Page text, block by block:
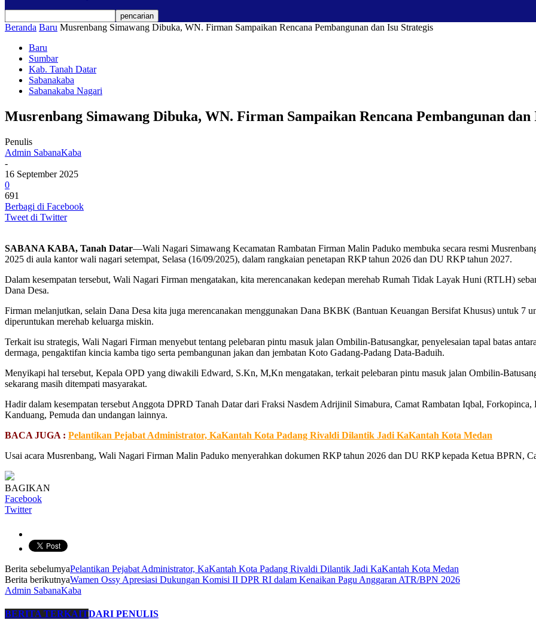
Beranda Baru Musrenbang Simawang Dibuka, WN. Firman Sampaikan Rencana Pembangunan dan Isu Strategis
Baru
Sumbar
Kab. Tanah Datar
Sabanakaba
Sabanakaba Nagari
Musrenbang Simawang Dibuka, WN. Firman Sampaikan Rencana Pembangunan dan
Penulis
Admin SabanaKaba
-
16 September 2025
0
691
Berbagi di Facebook
Tweet di Twitter
SABANA KABA, Tanah Datar—Wali Nagari Simawang Kecamatan Rambatan Firman Malin Paduko membuka secara resmi
2025 di aula kantor wali nagari setempat, Selasa (16/09/2025), dalam rangkaian penetapan RKP tahun 2026 dan DU RKP tahun 2027.
Dalam kesempatan tersebut, Wali Nagari Firman mengatakan, kita merencanakan kedepan merehab Rumah Tidak Layak Huni (RTLH)
Dana Desa.
Firman melanjutkan, selain Dana Desa kita juga merencanakan menggunakan Dana BKBK (Bantuan Keuangan Bersifat Khusus) untuk 7
diperuntukan merehab keluarga miskin.
Terkait isu strategis, Wali Nagari Firman menyebut tentang pelebaran pintu masuk jalan Ombilin-Batusangkar, penyelesaian tapal batas
dermaga, pengaktifan kincia kamba tigo serta pembangunan jakan dan jembatan Koto Gadang-Padang Data-Baduih.
Menyikapi hal tersebut, Kepala OPD yang diwakili Edward, S.Kn, M,Kn mengatakan, terkait pelebaran pintu masuk jalan Ombilin-
sekarang masih ditempati masyarakat.
Hadir dalam kesempatan tersebut Anggota DPRD Tanah Datar dari Fraksi Nasdem Adrijinil Simabura, Camat Rambatan Iqbal,
Kanduang, Pemuda dan undangan lainnya.
BACA JUGA : Pelantikan Pejabat Administrator, KaKantah Kota Padang Rivaldi Dilantik Jadi KaKantah Kota Medan
Usai acara Musrenbang, Wali Nagari Firman Malin Paduko menyerahkan dokumen RKP tahun 2026 dan DU RKP kepada Ketua BPRN,
BAGIKAN
Facebook
Twitter
Berita sebelumyaPelantikan Pejabat Administrator, KaKantah Kota Padang Rivaldi Dilantik Jadi KaKantah Kota Medan
Berita berikutnyaWamen Ossy Apresiasi Dukungan Komisi II DPR RI dalam Kenaikan Pagu Anggaran ATR/BPN 2026
Admin SabanaKaba
BERITA TERKAITDARI PENULIS